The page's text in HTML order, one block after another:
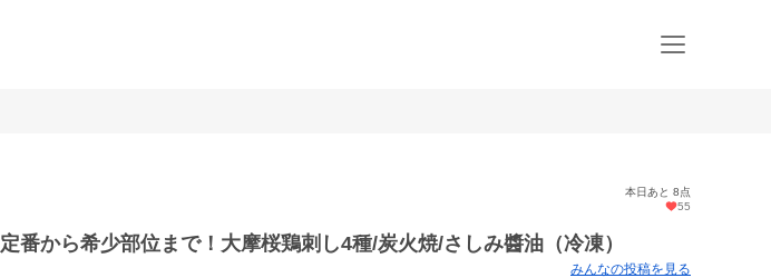
本日あと 8点
55
定番から希少部位まで！大摩桜鶏刺し4種/炭火焼/さしみ醬油（冷凍）
みんなの投稿を見る